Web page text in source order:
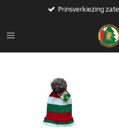
naar
hoofdinhoud
Prinsverkiezing